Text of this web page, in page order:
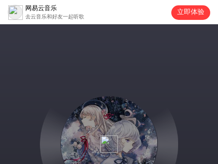
网易云音乐
去云音乐和好友一起听歌
立即体验